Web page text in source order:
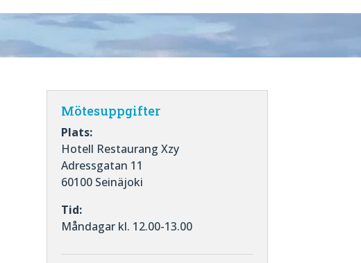
Mötesuppgifter
Plats:
Hotell Restaurang Xzy
Adressgatan 11
60100 Seinäjoki
Tid:
Måndagar kl. 12.00-13.00